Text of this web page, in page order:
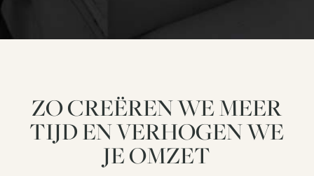
ZO CREËREN WE MEER
TIJD EN VERHOGEN WE
JE OMZET